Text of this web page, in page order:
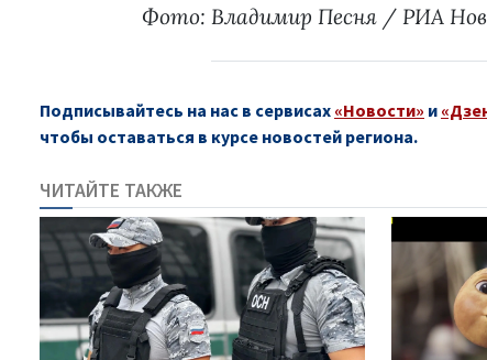
Фото: Владимир Песня / РИА
Подписывайтесь на нас в сервисах «Новости» и
чтобы оставаться в курсе новостей региона.
ЧИТАЙТЕ ТАКЖЕ